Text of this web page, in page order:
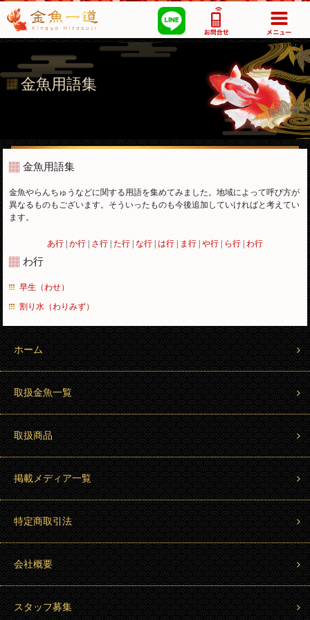
金魚用語集
金魚用語集
金魚やらんちゅうなどに関する用語を集めてみました。地域によって呼び方が
異なるものもございます。そういったものも今後追加していければと考えてい
ます。
あ行 | か行 | さ行 | た行 | な行 | は行 | ま行 | や行 | ら行 | わ行
わ行
早生（わせ）
割り水（わりみず）
ホーム
取扱金魚一覧
取扱商品
掲載メディア一覧
特定商取引法
会社概要
スタッフ募集